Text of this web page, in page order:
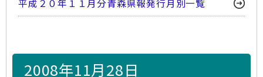
平成２０年１１月分青森県報発行月別一覧
2008年11月28日